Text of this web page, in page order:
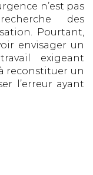
n’est pas
des
Pourtant,
envisager un
exigeant
reconstituer un
l’erreur ayant